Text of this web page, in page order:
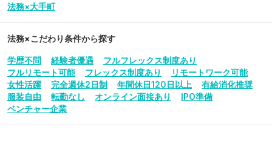
法務×大手町
法務×こだわり条件から探す
学歴不問 経験者優遇
フルフレックス制度あり
フルリモート可能
フレックス制度あり
リモートワーク可能
女性活躍
完全週休2日制 年間休日120日以上
有給消化推奨
服装自由
転勤なし オンライン面接あり
IPO準備
ベンチャー企業